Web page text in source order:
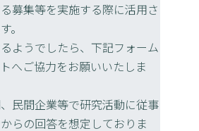
募集等を実施する際に活用さ
。
ようでしたら、下記フォーム
へご協力をお願いいたしま
民間企業等で研究活動に従事
らの回答を想定しておりま